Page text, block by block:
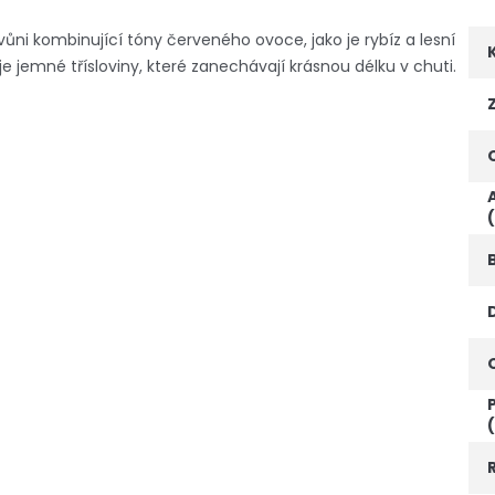
kombinující tóny červeného ovoce, jako je rybíz a lesní
jemné třísloviny, které zanechávají krásnou délku v chuti.